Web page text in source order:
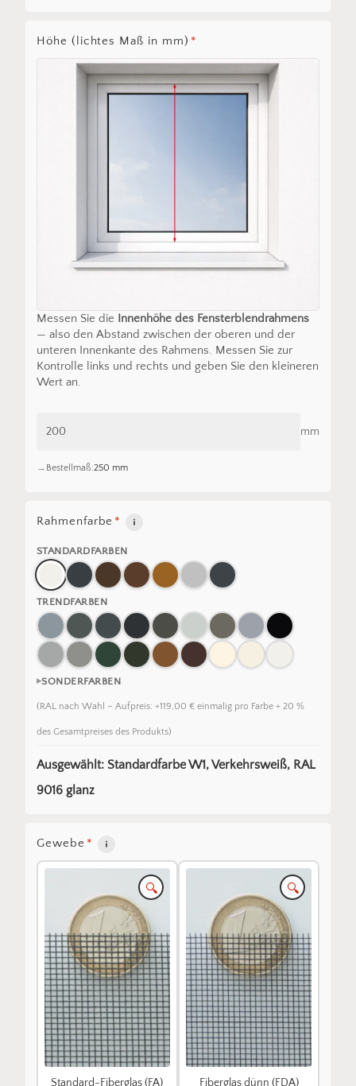
Höhe (lichtes Maß in mm) *
Messen Sie die Innenhöhe des Fensterblendrahmens
— also den Abstand zwischen der oberen und der
unteren Innenkante des Rahmens. Messen Sie zur
Kontrolle links und rechts und geben Sie den kleineren
Wert an.
mm
Bestellmaß:250 mm
Rahmenfarbe *
STANDARDFARBEN
TRENDFARBEN
SONDERFARBEN
(RAL nach Wahl – Aufpreis: +119,00 € einmalig pro Farbe + 20 %
des Gesamtpreises des Produkts)
Ausgewählt: Standardfarbe W1, Verkehrsweiß, RAL
9016 glanz
Gewebe *
🔍
Standard-Fiberglas (FA)
🔍
Fiberglas dünn (FDA)